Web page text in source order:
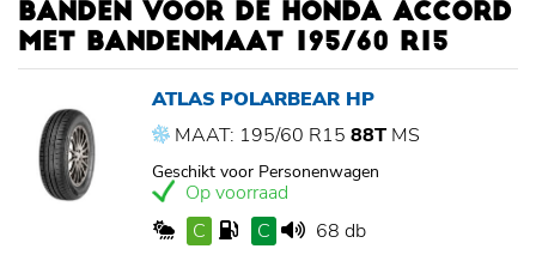
BANDEN VOOR DE HONDA ACCORD
MET BANDENMAAT 195/60 R15
ATLAS POLARBEAR HP
MAAT: 195/60 R15 88T MS
Geschikt voor Personenwagen
Op voorraad
C
C
68 db